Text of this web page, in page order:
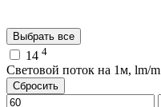
Выбрать все
14 4
Световой поток на 1м, lm/m
Сбросить